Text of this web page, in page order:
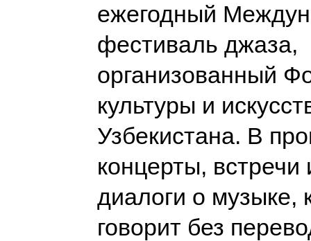
ежегодный
фестиваль джаза,
организованный
культуры и
Узбекистана. В
концерты,
диалоги о музыке,
говорит без